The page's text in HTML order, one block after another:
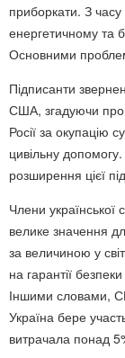
приборкати. З часу
енергетичному та
Основними
Підписанти
США, згадуючи про
Росії за окупацію
цивільну
розширення цієї
Члени
велике значення
за величиною у
на гарантії
Іншими словами,
Україна бере
витрачала понад